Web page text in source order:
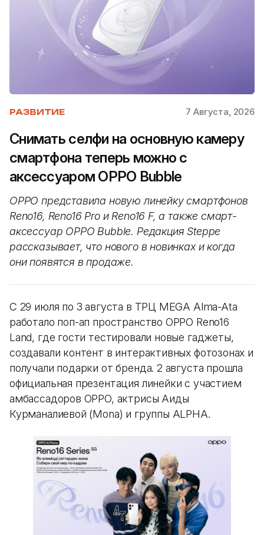
РАЗВИТИЕ 7 Августа, 2026
Снимать селфи на основную камеру
смартфона теперь можно с
аксессуаром OPPO Bubble
OPPO представила новую линейку смартфонов
Reno16, Reno16 Pro и Reno16 F, а также смарт-
аксессуар OPPO Bubble. Редакция Steppe
рассказывает, что нового в новинках и когда
они появятся в продаже.
С 29 июля по 3 августа в ТРЦ MEGA Alma-Ata
работало поп-ап пространство OPPO Reno16
Land, где гости тестировали новые гаджеты,
создавали контент в интерактивных фотозонах и
получали подарки от бренда. 2 августа прошла
официальная презентация линейки с участием
амбассадоров OPPO, актрисы Аиды
Курманалиевой (Mona) и группы ALPHA.